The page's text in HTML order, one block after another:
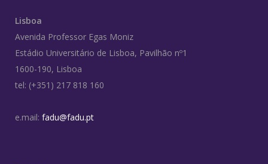
Lisboa
Avenida Professor Egas Moniz
Estádio Universitário de Lisboa, Pavilhão nº1
1600-190, Lisboa
tel: (+351) 217 818 160
e.mail: fadu@fadu.pt